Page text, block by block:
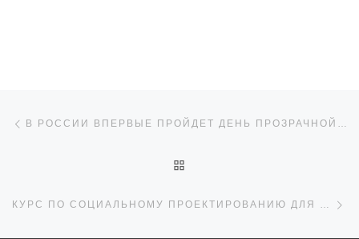
Навигация по записям В РОССИИ ВПЕРВЫЕ ПРОЙДЕТ ДЕНЬ ПРОЗРАЧНОЙ БЛАГОТВОРИТЕЛЬНОСТИ